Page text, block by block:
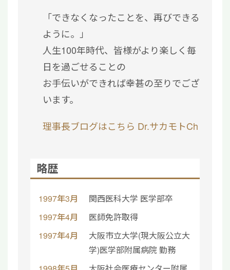
「できなくなったことを、再びできる
ように。」
人生100年時代、皆様がより楽しく毎
日を過ごせることの
お手伝いができれば幸甚の至りでござ
います。
理事長ブログはこちら Dr.サカモトCh
略歴
1997年3月
関西医科大学 医学部卒
1997年4月
医師免許取得
1997年4月
大阪市立大学(現大阪公立大
学)医学部附属病院 勤務